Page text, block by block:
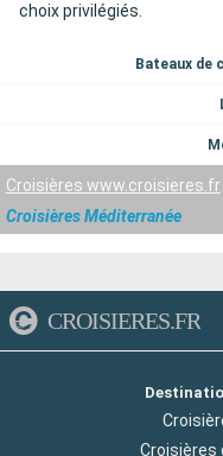
choix privilégiés.
Bateaux de
Croisières www.croisieres.fr
Croisières Méditerranée
CROISIERES.FR
Croisières